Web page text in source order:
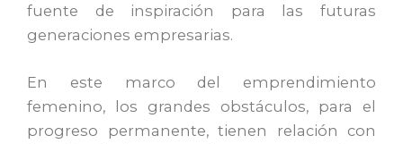
fuente de inspiración para las futuras
generaciones empresarias.
En este marco del emprendimiento
femenino, los grandes obstáculos, para el
progreso permanente, tienen relación con